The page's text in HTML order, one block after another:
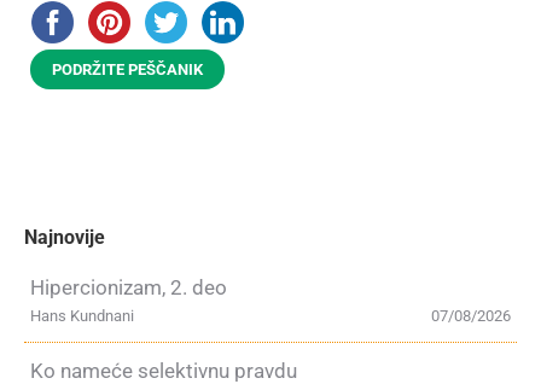
PODRŽITE PEŠČANIK
Najnovije
Hipercionizam, 2. deo
07/08/2026
Hans Kundnani
Ko nameće selektivnu pravdu